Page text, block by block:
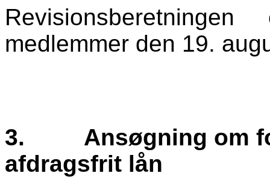
medlemmer den 19.
3.
Ansøgning om
afdragsfrit lån